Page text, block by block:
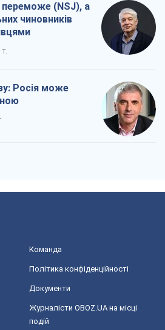
переможе (NSJ), а
чиновників
т.
Росія може
Команда
Політика конфіденційності
Документи
Журналісти OBOZ.UA на місці
подій